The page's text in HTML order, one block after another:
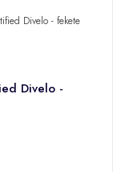
Divelo -